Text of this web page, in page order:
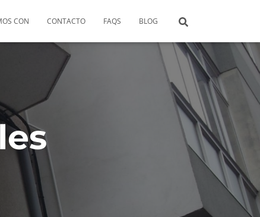
CON CONTACTO FAQS BLOG